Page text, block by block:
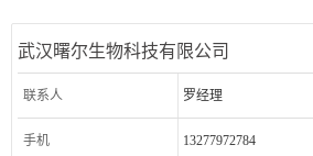
武汉曙尔生物科技有限公司
联系人 罗经理
手机 13277972784